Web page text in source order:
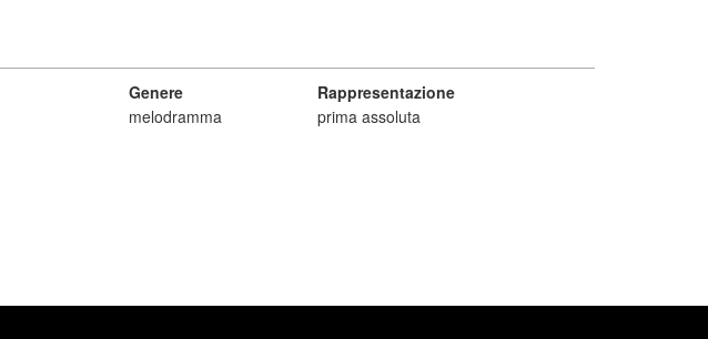
Genere
Rappresentazione
melodramma prima assoluta